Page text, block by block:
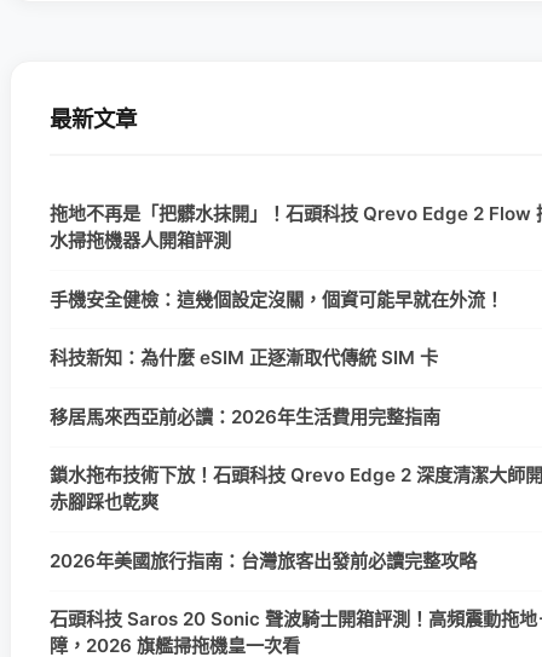
最新文章
拖地不再是「把髒水抹開」！石頭科技 Qrevo Edge 2 Flow
水掃拖機器人開箱評測
手機安全健檢：這幾個設定沒關，個資可能早就在外流！
科技新知：為什麼 eSIM 正逐漸取代傳統 SIM 卡
移居馬來西亞前必讀：2026年生活費用完整指南
鎖水拖布技術下放！石頭科技 Qrevo Edge 2 深度清潔大師
赤腳踩也乾爽
2026年美國旅行指南：台灣旅客出發前必讀完整攻略
石頭科技 Saros 20 Sonic 聲波騎士開箱評測！高頻震動拖
障，2026 旗艦掃拖機皇一次看